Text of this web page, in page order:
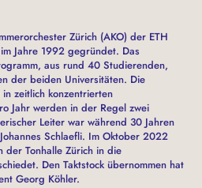
Zürich (AKO) der ETH
Jahre 1992 gegründet. Das
aus rund 40 Studierenden,
der beiden Universitäten. Die
zeitlich konzentrierten
Jahr werden in der Regel zwei
Leiter war während 30 Jahren
Schlaefli. Im Oktober 2022
der Tonhalle Zürich in die
Den Taktstock übernommen hat
Georg Köhler.